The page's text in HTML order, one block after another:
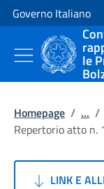
Vai al contenuto
Vai alla navigazione
Governo Italiano
le
Homepage / ... /
Repertorio atto n.
LINK E